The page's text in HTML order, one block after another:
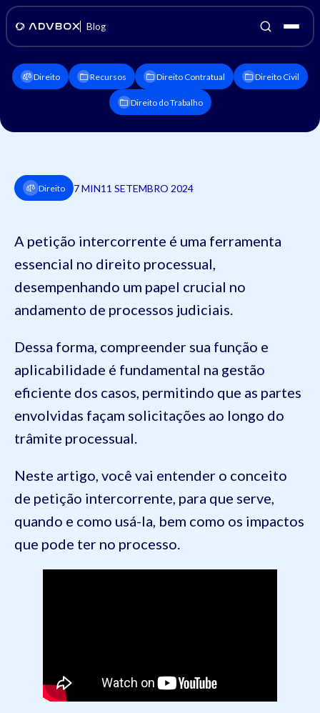
Blog
Direito Recursos Direito Contratual Direito Civil
Direito do Trabalho
Direito 7 MIN11 SETEMBRO 2024
A petição intercorrente é uma ferramenta
essencial no direito processual,
desempenhando um papel crucial no
andamento de processos judiciais.
Dessa forma, compreender sua função e
aplicabilidade é fundamental na gestão
eficiente dos casos, permitindo que as partes
envolvidas façam solicitações ao longo do
trâmite processual.
Neste artigo, você vai entender o conceito
de petição intercorrente, para que serve,
quando e como usá-la, bem como os impactos
que pode ter no processo.